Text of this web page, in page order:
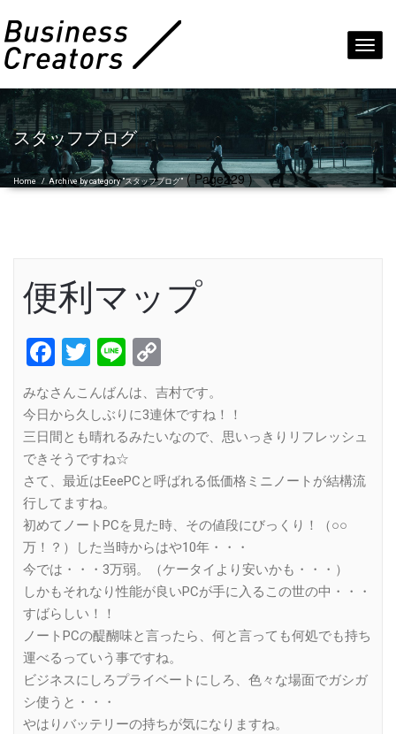
スタッフブログ
Home /Archive by category "スタッフブログ"( Page229 )
便利マップ
Facebook
Twitter
Line
Link
みなさんこんばんは、吉村です。
今日から久しぶりに3連休ですね！！
三日間とも晴れるみたいなので、思いっきりリフレッシュ
できそうですね☆
さて、最近はEeePCと呼ばれる低価格ミニノートが結構流
行してますね。
初めてノートPCを見た時、その値段にびっくり！（○○
万！？）した当時からはや10年・・・
今では・・・3万弱。（ケータイより安いかも・・・）
しかもそれなり性能が良いPCが手に入るこの世の中・・・
すばらしい！！
ノートPCの醍醐味と言ったら、何と言っても何処でも持ち
運べるっていう事ですね。
ビジネスにしろプライベートにしろ、色々な場面でガシガ
シ使うと・・・
やはりバッテリーの持ちが気になりますね。